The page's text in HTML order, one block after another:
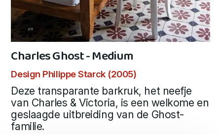
Charles Ghost - Medium
Design Philippe Starck (2005)
Deze transparante barkruk, het neefje
van Charles & Victoria, is een welkome en
geslaagde uitbreiding van de Ghost-
familie.